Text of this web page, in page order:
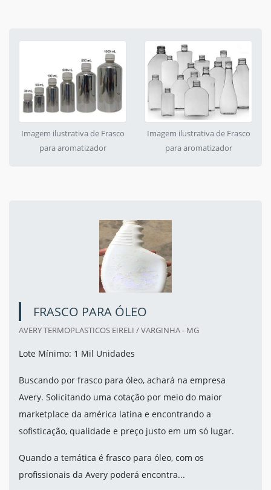
Imagem ilustrativa de Frasco
para aromatizador
Imagem ilustrativa de Frasco
para aromatizador
FRASCO PARA ÓLEO
AVERY TERMOPLASTICOS EIRELI / VARGINHA - MG
Lote Mínimo: 1 Mil Unidades
Buscando por frasco para óleo, achará na empresa
Avery. Solicitando uma cotação por meio do maior
marketplace da américa latina e encontrando a
sofisticação, qualidade e preço justo em um só lugar.
Quando a temática é frasco para óleo, com os
profissionais da Avery poderá encontra...